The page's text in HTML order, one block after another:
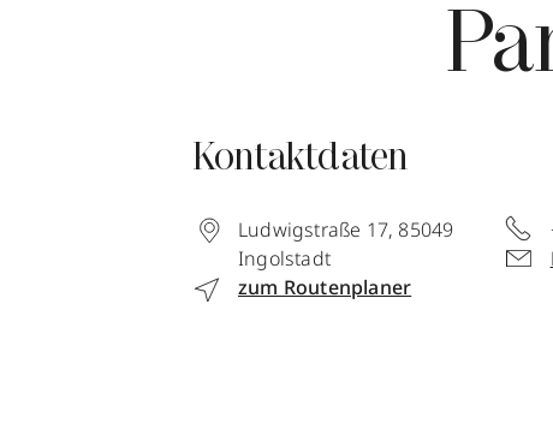
Kontaktdaten
Ludwigstraße 17, 85049
Ingolstadt
zum Routenplaner